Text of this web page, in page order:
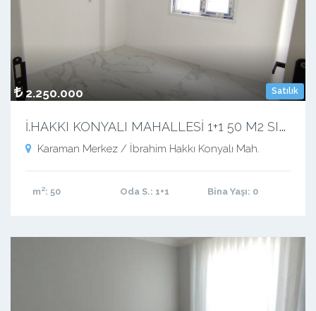
Satılık
2.250.000
İ
.HAKKI KONYALI MAHALLESİ 1+1 50 M2 SIFIR LÜX BALKONLU APART
Karaman Merkez / İbrahim Hakkı Konyalı Mah.
m²: 50 Oda S.: 1+1 Bina Yaşı: 0